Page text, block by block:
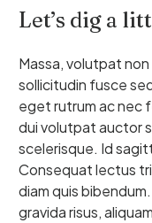
Let’s dig a
Massa, volutpat
sollicitudin fusce
eget rutrum ac nec
dui volutpat auctor
scelerisque. Id
Consequat lectus
diam quis
gravida risus,